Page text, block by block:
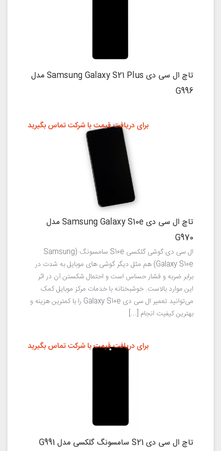
تاچ ال سی دی Samsung Galaxy S21 Plus مدل
G996
تاچ ال سی دی Samsung Galaxy S10e مدل
G970
ال سی دی گوشی گلکسی S10e سامسونگ (Samsung
Galaxy S10e) هم مثل دیگر گوشی های موبایل به شدت در
برابر ضربه و فشار حساس است و احتمال شکستن آن در اثر
این موارد بالاست. خوشبختانه با خدمات مرکز موبایل کمک
می‌توانید تعمیر ال سی دی Galaxy S10e را با کمترین هزینه و
بهترین کیفیت انجام […]
برای دریافت قیمت با شرکت تماس بگیرید
تاچ ال سی دی S21 سامسونگ گلکسی مدل G991
برای دریافت قیمت با شرکت تماس بگیرید